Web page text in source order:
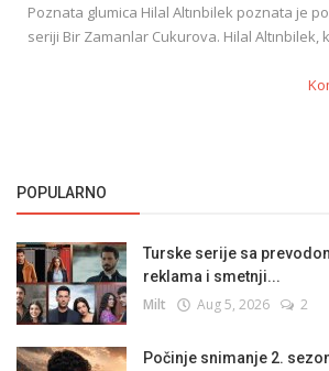
Poznata glumica Hilal Altınbilek poznata je
seriji Bir Zamanlar Cukurova. Hilal Altınbilek,
POPULARNO
Turske serije sa
reklama i smetnji...
Milt Aug 5, 2026 2
Počinje snimanje 2.